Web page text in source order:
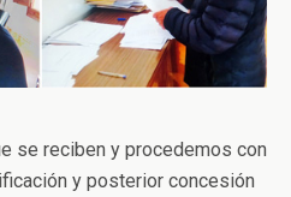
se reciben y procedemos con
y posterior concesión